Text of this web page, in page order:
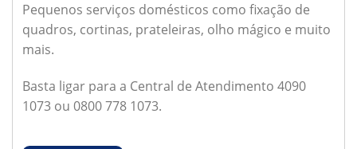
Pequenos serviços domésticos como fixação de
quadros, cortinas, prateleiras, olho mágico e muito
mais.
Basta ligar para a Central de Atendimento 4090
1073 ou 0800 778 1073.